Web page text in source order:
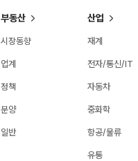
부동산
시장동향
업계
정책
분양
일반
산업
재계
전자/통신/IT
자동차
중화학
항공/물류
유통